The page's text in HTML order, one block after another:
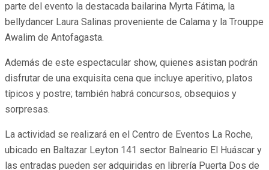
parte del evento la destacada bailarina Myrta Fátima, la
bellydancer Laura Salinas proveniente de Calama y la Trouppe
Awalim de Antofagasta.
Además de este espectacular show, quienes asistan podrán
disfrutar de una exquisita cena que incluye aperitivo, platos
típicos y postre; también habrá concursos, obsequios y
sorpresas.
La actividad se realizará en el Centro de Eventos La Roche,
ubicado en Baltazar Leyton 141 sector Balneario El Huáscar y
las entradas pueden ser adquiridas en librería Puerta Dos de